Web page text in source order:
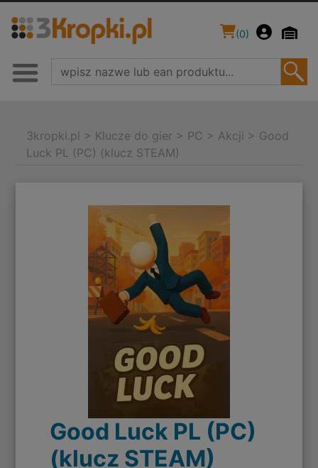
(0)
3kropki.pl > Klucze do gier > PC > Akcji > Good
Luck PL (PC) (klucz STEAM)
Good Luck PL (PC)
(klucz STEAM)